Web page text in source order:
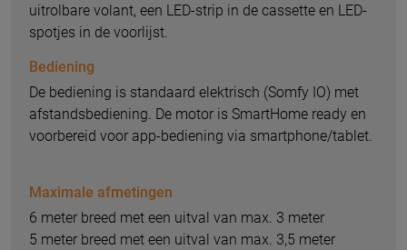
uitrolbare volant, een LED-strip in de cassette en LED-
spotjes in de voorlijst.
Bediening
De bediening is standaard elektrisch (Somfy IO) met
afstandsbediening. De motor is SmartHome ready en
voorbereid voor app-bediening via smartphone/tablet.
Maximale afmetingen
6 meter breed met een uitval van max. 3 meter
5 meter breed met een uitval van max. 3,5 meter